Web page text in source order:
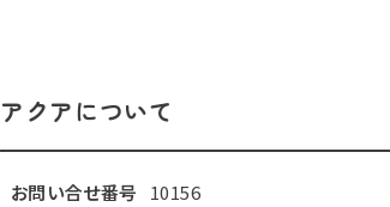
アクアについて
お問い合せ番号
10156